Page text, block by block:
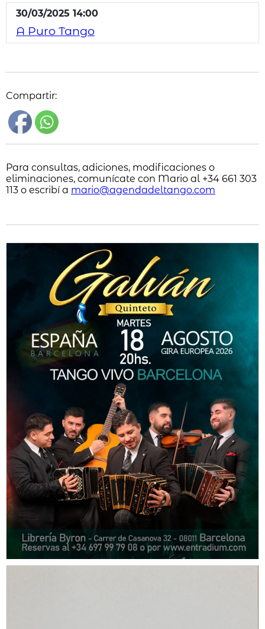
30/03/2025 14:00
A Puro Tango
Compartir:
Para consultas, adiciones, modificaciones o
eliminaciones, comunícate con Mario al +34 661 303
113 o escribí a mario@agendadeltango.com